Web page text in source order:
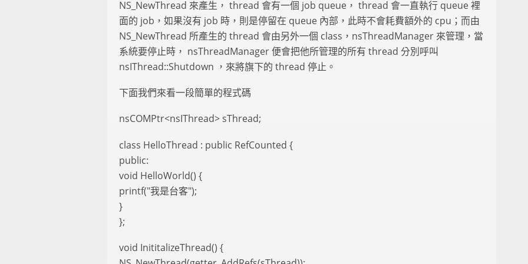
NS_NewThread 來產生， thread 會有一個 job queue， thread 會一直執行 queue 裡
面的 job，如果沒有 job 時，則是停留在 queue 內部，此時不會耗費額外的 cpu；而由
NS_NewThread 所產生的 thread 會由另外一個 class，nsThreadManager 來管理，當
系統要停止時， nsThreadManager 便會把他所管理的所有 thread 分別呼叫
nsIThread::Shutdown ，來將旗下的 thread 停止。
下面我們來看一段簡單的程式碼
nsCOMPtr<nsIThread> sThread;
class HelloThread : public RefCounted {
public:
void HelloWorld() {
printf("我是台客");
}
};
void InititalizeThread() {